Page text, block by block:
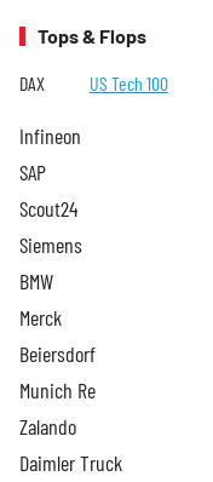
Tops & Flops
DAX US Tech 100
Infineon
SAP
Scout24
Siemens
BMW
Merck
Beiersdorf
Munich Re
Zalando
Daimler Truck